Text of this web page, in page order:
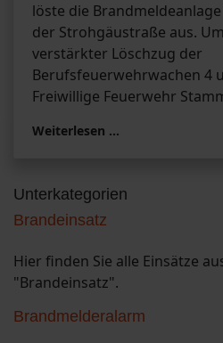
löste die
der Strohgäustraße aus.
verstärkter Löschzug der
Berufsfeuerwehrwachen 4
Freiwillige Feuerwehr
Weiterlesen …
Unterkategorien
Brandeinsatz
Hier finden Sie alle Einsätze
"Brandeinsatz".
Brandmelderalarm